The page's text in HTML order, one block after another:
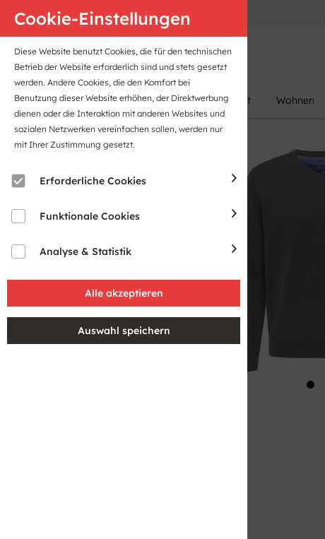
Anfahrt B2B-Portal
Damen Herren Kinder Sport Wohnen
Cookie-Einstellungen
Diese Website benutzt Cookies, die für den technischen
Betrieb der Website erforderlich sind und stets gesetzt
werden. Andere Cookies, die den Komfort bei
Benutzung dieser Website erhöhen, der Direktwerbung
dienen oder die Interaktion mit anderen Websites und
sozialen Netzwerken vereinfachen sollen, werden nur
mit Ihrer Zustimmung gesetzt.
Erforderliche Cookies
Funktionale Cookies
Analyse & Statistik